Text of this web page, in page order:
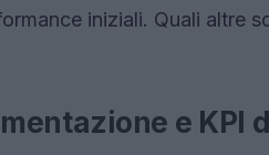
iniziali. Quali altre
e KPI